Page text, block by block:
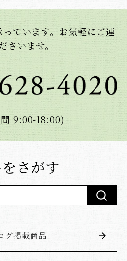
ています。お気軽にご連
さいませ。
9:00-18:00)
さがす
グ掲載商品